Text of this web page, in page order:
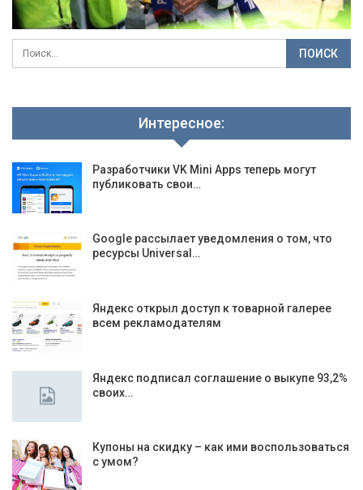
Интересное:
Разработчики VK Mini Apps теперь могут
публиковать свои…
Google рассылает уведомления о том, что
ресурсы Universal…
Яндекс открыл доступ к товарной галерее
всем рекламодателям
Яндекс подписал соглашение о выкупе 93,2%
своих…
Купоны на скидку – как ими воспользоваться
с умом?